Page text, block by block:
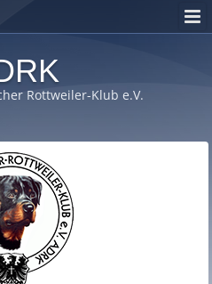
Rottweiler-Klub e.V.